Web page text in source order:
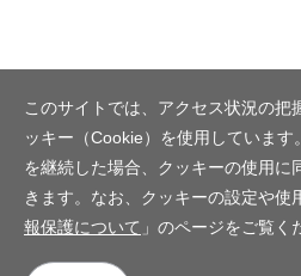
このサイトでは、アクセス状況の把
ッキー（Cookie）を使用していま
を継続した場合、クッキーの使用に
きます。なお、クッキーの設定や使
報保護について 」のページをご覧く